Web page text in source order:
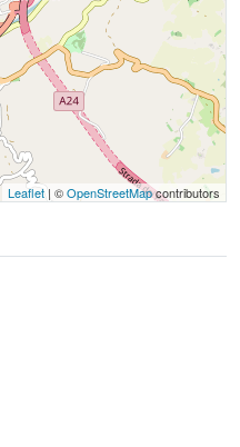
Leaflet | ©OpenStreetMapcontributors